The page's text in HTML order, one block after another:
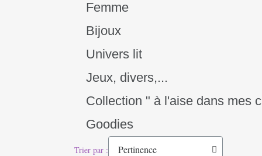
Femme
Bijoux
Univers lit
Jeux, divers,...
Collection " à l'aise dans mes
Goodies
Trier par :